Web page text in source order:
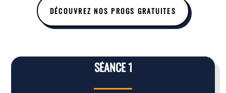
DÉCOUVREZ NOS PROGS GRATUITES
SÉANCE 1